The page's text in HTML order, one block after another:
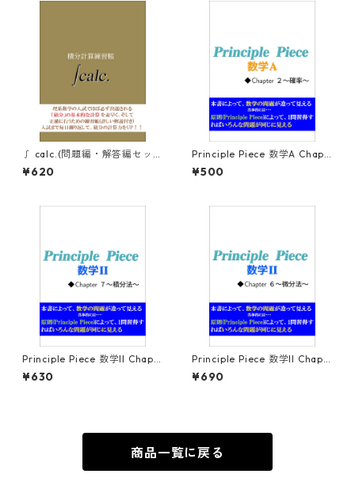
∫ calc.(問題編・解答編セッ
ト)
¥620
Principle Piece 数学A Chapt
er2～確率～
¥500
Principle Piece 数学II Chapt
er7～積分法～
¥630
Principle Piece 数学II Chapt
er6～微分法～
¥690
商品一覧に戻る